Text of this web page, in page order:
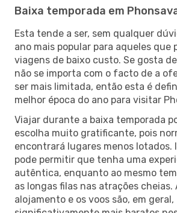
Baixa temporada em
Esta tende a ser, sem qualquer
ano mais popular para aqueles que
viagens de baixo custo. Se gosta
não se importa com o facto de a
ser mais limitada, então esta é
melhor época do ano para visitar
Viajar durante a baixa temporada
escolha muito gratificante, pois
encontrará lugares menos lotados.
pode permitir que tenha uma
autêntica, enquanto ao mesmo
as longas filas nas atrações cheias.
alojamento e os voos são, em geral,